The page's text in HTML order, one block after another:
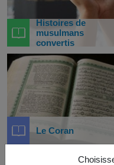
Histoires de
musulmans
convertis
Le Coran